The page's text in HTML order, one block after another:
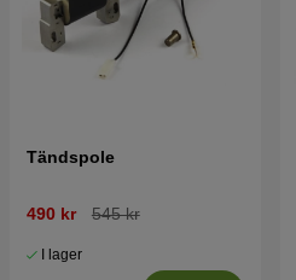
Tändspole
490 kr 545 kr
I lager